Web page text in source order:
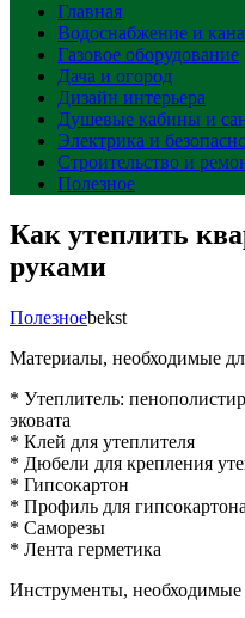
Главная
Водоснабжение и
Газовое оборудование
Дача и огород
Дизайн интерьера
Душевые кабины и
Электрика и
Строительство и
Полезное
Как утеплить
руками
Полезноеbekst
Материалы, необходимые
* Утеплитель:
эковата
* Клей для утеплителя
* Дюбели для крепления
* Гипсокартон
* Профиль для гипсокартона
* Саморезы
* Лента герметика
Инструменты, необходимые